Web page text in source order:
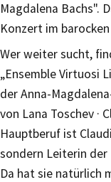
Magdalena Bachs".
Konzert im
Wer weiter sucht,
„Ensemble Virtuosi
der Anna-
von Lana Toschev ·
Hauptberuf ist
sondern Leiterin der
Da hat sie natürlich